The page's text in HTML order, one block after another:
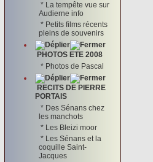
* La tempête vue sur
Audierne info
* Petits films récents
pleins de souvenirs
PHOTOS ETE 2008
* Photos de Pascal
RECITS DE PIERRE
PORTAIS
* Des Sénans chez
les manchots
* Les Bleizi moor
* Les Sénans et la
coquille Saint-
Jacques